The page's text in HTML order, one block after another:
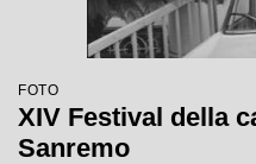
FOTO
XIV Festival della
Sanremo